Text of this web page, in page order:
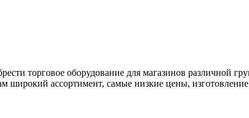
торговое оборудование для магазинов различной
широкий ассортимент, самые низкие цены,